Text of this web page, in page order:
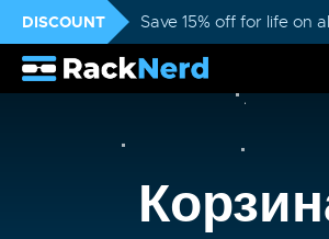
DISCOUNT Save 15% off for life on